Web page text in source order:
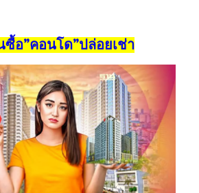
ซื้อ”คอนโด”ปล่อยเช่า